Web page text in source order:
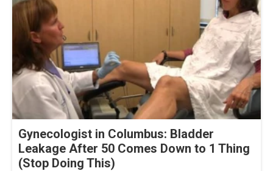
Gynecologist in Columbus: Bladder
Leakage After 50 Comes Down to 1 Thing
(Stop Doing This)